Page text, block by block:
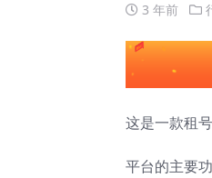
3 年前
这是一款租
平台的主要